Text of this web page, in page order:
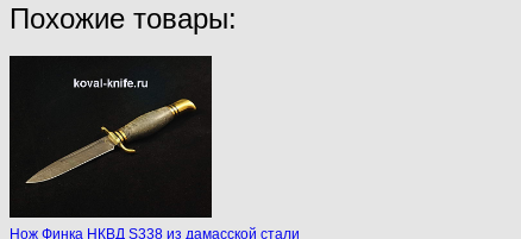
Похожие товары:
Нож Финка НКВД S338 из дамасской стали